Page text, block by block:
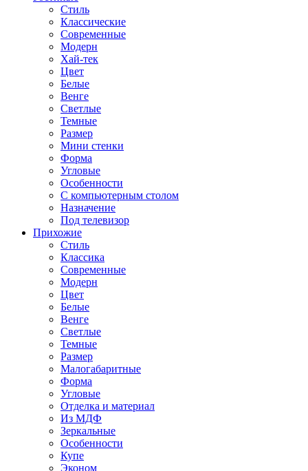
Стиль
Классические
Современные
Модерн
Хай-тек
Цвет
Белые
Венге
Светлые
Темные
Размер
Мини стенки
Форма
Угловые
Особенности
С компьютерным столом
Назначение
Под телевизор
Прихожие
Стиль
Классика
Современные
Модерн
Цвет
Белые
Венге
Светлые
Темные
Размер
Малогабаритные
Форма
Угловые
Отделка и материал
Из МДФ
Зеркальные
Особенности
Купе
Эконом